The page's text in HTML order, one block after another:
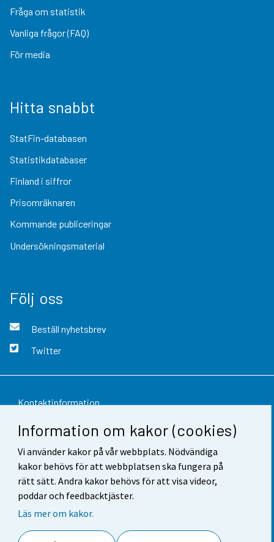
Information om kakor (cookies)
Vi använder kakor på vår webbplats. Nödvändiga
kakor behövs för att webbplatsen ska fungera på
rätt sätt. Andra kakor behövs för att visa videor,
poddar och feedbacktjäster.
Läs mer om kakor.
Fråga om statistik
Vanliga frågor (FAQ)
För media
Hitta snabbt
StatFin-databasen
Statistikdatabaser
Finland i siffror
Prisomräknaren
Kommande publiceringar
Undersökningsmaterial
Följ oss
Beställ nyhetsbrev
Twitter
Kontaktinformation
Respons
Användarvillkor
Dataskydd
Tillgänglighet